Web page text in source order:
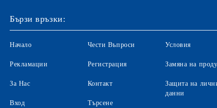
Ключодържатели
Лупи
Датник
Вертикални поставки
Бързи връзки:
Начало
Рекламации
За Нас
Вход
Чести Въпроси
Регистрация
Контакт
Търсене
Условия
Замяна на
Защита на
данни